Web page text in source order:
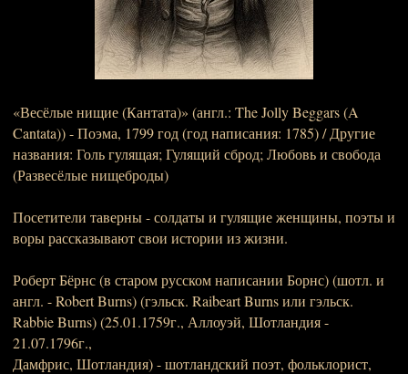
«Весёлые нищие (Кантата)» (англ.: The Jolly Beggars (A
Cantata)) - Поэма, 1799 год (год написания: 1785) / Другие
названия: Голь гулящая; Гулящий сброд; Любовь и свобода
(Развесёлые нищеброды)
Посетители таверны - солдаты и гулящие женщины, поэты и
воры рассказывают свои истории из жизни.
Роберт Бёрнс (в старом русском написании Борнс) (шотл. и
англ. - Robert Burns) (гэльск. Raibeart Burns или гэльск.
Rabbie Burns) (25.01.1759г., Аллоуэй, Шотландия -
21.07.1796г.,
Дамфрис, Шотландия) - шотландский поэт, фольклорист,